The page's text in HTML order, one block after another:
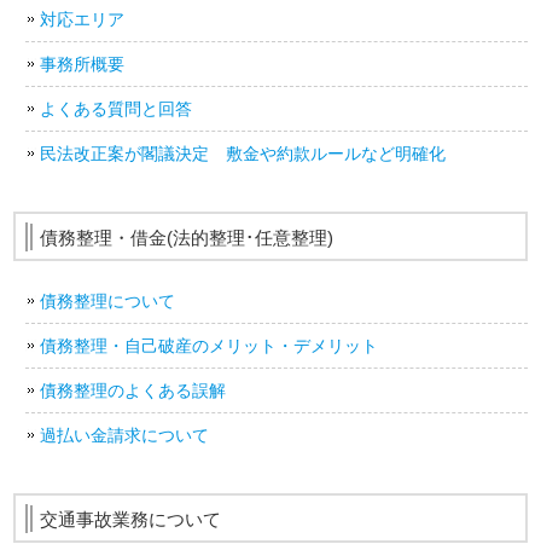
対応エリア
事務所概要
よくある質問と回答
民法改正案が閣議決定 敷金や約款ルールなど明確化
債務整理・借金(法的整理･任意整理)
債務整理について
債務整理・自己破産のメリット・デメリット
債務整理のよくある誤解
過払い金請求について
交通事故業務について